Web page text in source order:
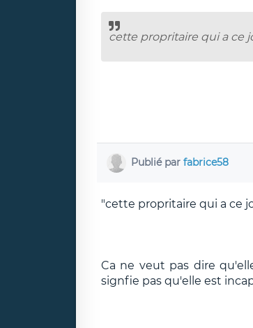
cette propritaire qui a ce
Publié par fabrice58
"cette propritaire qui a ce
Ca ne veut pas dire
signfie pas qu'elle est